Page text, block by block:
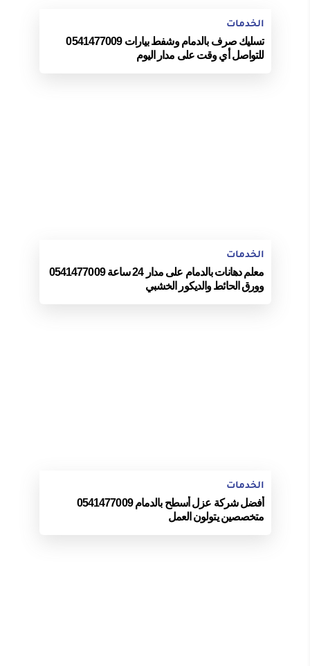
الخدمات
تسليك صرف بالدمام وشفط بيارات 0541477009
للتواصل أي وقت على مدار اليوم
الخدمات
معلم دهانات بالدمام على مدار 24 ساعة 0541477009
وورق الحائط والديكور الخشبي
الخدمات
أفضل شركة عزل أسطح بالدمام 0541477009
متخصصين يتولون العمل